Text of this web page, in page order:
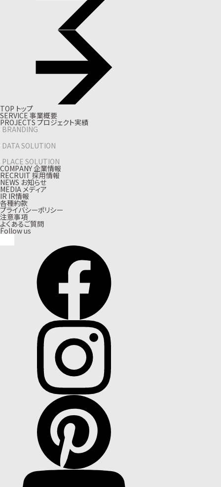
TOP トップ
SERVICE 事業概要
PROJECTS プロジェクト実績
BRANDING
DATA SOLUTION
PLACE SOLUTION
COMPANY企業情報
RECRUIT 採用情報
NEWS お知らせ
MEDIA メディア
IR IR情報
各種約款
プライバシーポリシー
注意事項
よくあるご質問
Follow us